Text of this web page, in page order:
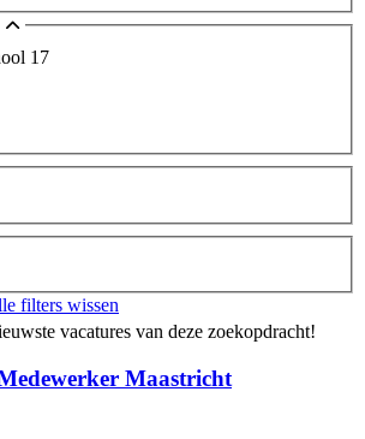
17
filters wissen
vacatures van deze zoekopdracht!
Maastricht